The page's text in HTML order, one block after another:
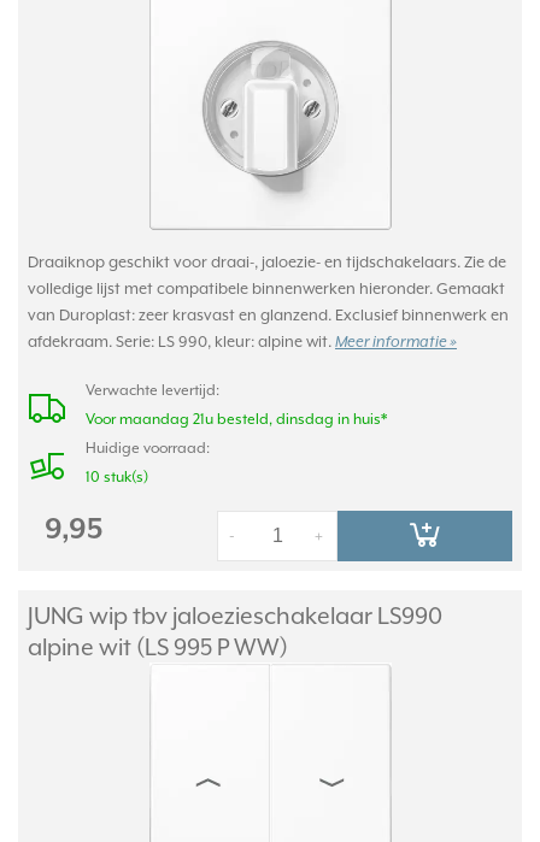
Draaiknop geschikt voor draai-, jaloezie- en tijdschakelaars. Zie de
volledige lijst met compatibele binnenwerken hieronder. Gemaakt
van Duroplast: zeer krasvast en glanzend. Exclusief binnenwerk en
afdekraam. Serie: LS 990, kleur: alpine wit. Meer informatie »
Verwachte levertijd:
Voor maandag 21u besteld, dinsdag in huis*
Huidige voorraad:
10 stuk(s)
9,95 +
-
JUNG wip tbv jaloezieschakelaar LS990
alpine wit (LS 995 P WW)